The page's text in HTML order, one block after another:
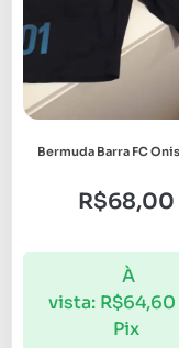
Bermuda Barra FC
R$68,00
À
vista: R$64,60
Pix